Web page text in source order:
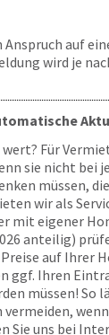
Anspruch auf
wird je
Für
sie nicht bei
müssen,
wir als
mit eigener
anteilig)
auf Ihrer
ggf. Ihren
müssen! So
Sie uns bei